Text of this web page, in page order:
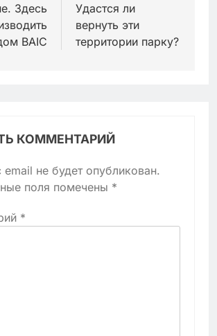
Здесь
BAIC
Удастся ли
вернуть эти
территории парку?
КОММЕНТАРИЙ
не будет опубликован.
поля помечены *
*